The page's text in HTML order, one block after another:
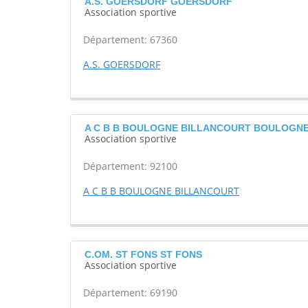
Association sportive
Département: 67360
A.S. GOERSDORF
A C B B BOULOGNE BILLANCOURT
Association sportive
Département: 92100
A C B B BOULOGNE BILLANCOURT
C.OM. ST FONS ST FONS
Association sportive
Département: 69190